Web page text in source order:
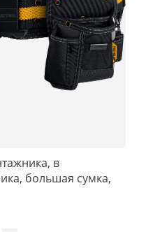
в
большая сумка,